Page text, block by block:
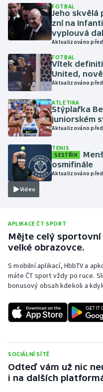
Krasobruslení
Lyže a snowboard
Moderní pětiboj
Motorsport
Parasport
Plavání
Ragby
Rychlobruslení
Rychlostní kanoistika
Short track
Stolní tenis
Triatlon
FOTBAL
Jeho skvělá
zní na
vyplouvá
Aktualizováno
FOTBAL
Vítek
United,
Aktualizováno
ATLETIKA
Stýplařka
juniorském
Aktualizováno
Video
TENIS
SESTŘIH
osmifinále
Aktualizováno
APLIKACE ČT SPORT
Mějte celý
velké obrazovce.
S mobilní aplikací, HbbTV a
máte ČT sport vždy po ruce.
bonusový obsah kdekoli a
SOCIÁLNÍ SÍTĚ
Odteď vám už nic
i na dalších